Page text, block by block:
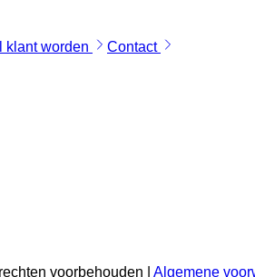
klant worden Contact
voorbehouden | Algemene